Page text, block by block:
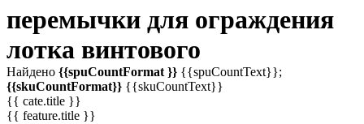
перемычки для ограждения
лотка винтового
Найдено {{spuCountFormat }} {{spuCountText}};
{{skuCountFormat}} {{skuCountText}}
{{ cate.title }}
{{ feature.title }}